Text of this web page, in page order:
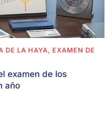
DE LA HAYA, EXAMEN DE
examen de los
año